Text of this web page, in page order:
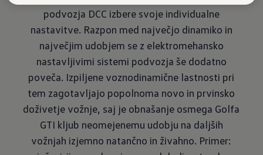
podvozja DCC izbere svoje individualne
nastavitve. Razpon med največjo dinamiko in
največjim udobjem se z elektromehansko
nastavljivimi sistemi podvozja še dodatno
poveča. Izpiljene voznodinamične lastnosti pri
tem zagotavljajo popolnoma novo in prvinsko
doživetje vožnje, saj je obnašanje osmega Golfa
GTI kljub neomejenemu udobju na daljših
vožnjah izjemno natančno in živahno. Primer: